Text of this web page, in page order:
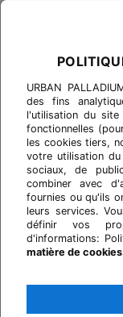
URBAN
des fins
l'utilisation du
fonctionnelles
les cookies tiers,
votre utilisation
sociaux, de
combiner avec
fournies ou qu'ils
leurs services.
définir vos
d'informations:
matière de